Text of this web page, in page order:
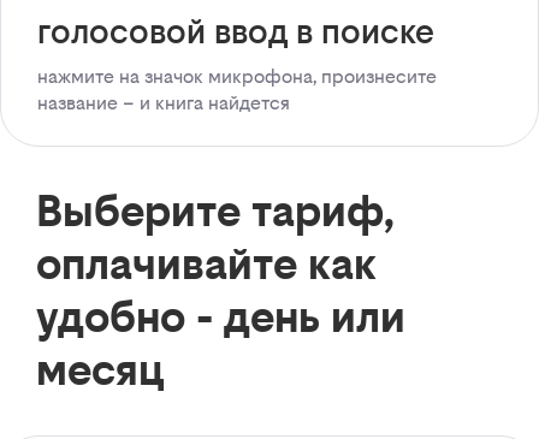
голосовой ввод в поиске
нажмите на значок микрофона, произнесите
название – и книга найдется
Выберите тариф,
оплачивайте как
удобно - день или
месяц